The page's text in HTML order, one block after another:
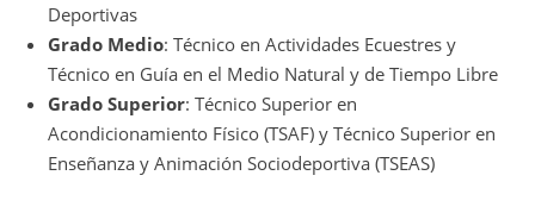
Deportivas
Grado Medio: Técnico en Actividades Ecuestres y
Técnico en Guía en el Medio Natural y de Tiempo Libre
Grado Superior: Técnico Superior en
Acondicionamiento Físico (TSAF) y Técnico Superior en
Enseñanza y Animación Sociodeportiva (TSEAS)